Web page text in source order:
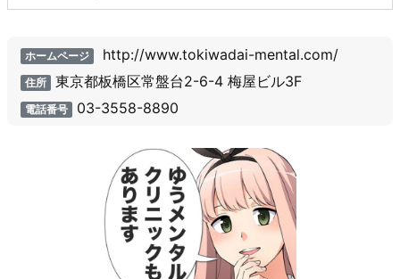
ホームページ http://www.tokiwadai-mental.com/
住所 東京都板橋区常盤台2-6-4 梅屋ビル3F
電話番号 03-3558-8890